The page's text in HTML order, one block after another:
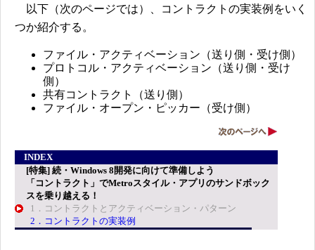
以下（次のページでは）、コントラクトの実装例をいく
つか紹介する。
ファイル・アクティベーション（送り側・受け側）
プロトコル・アクティベーション（送り側・受け
側）
共有コントラクト（送り側）
ファイル・オープン・ピッカー（受け側）
INDEX
[特集] 続・Windows 8開発に向けて準備しよう
「コントラクト」でMetroスタイル・アプリのサンドボック
スを乗り越える！
1．コントラクトとアクティベーション・パターン
2．コントラクトの実装例